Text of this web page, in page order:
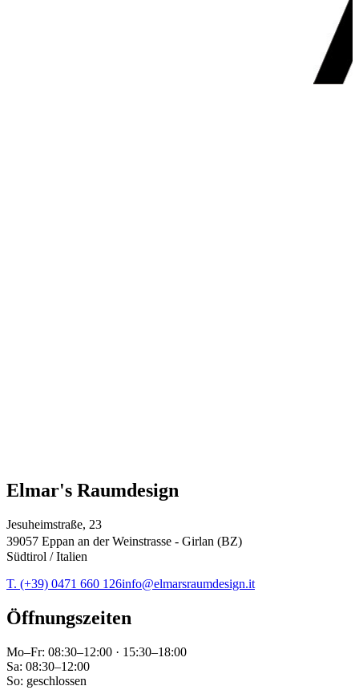
Elmar's Raumdesign
Jesuheimstraße, 23
39057 Eppan an der Weinstrasse - Girlan (BZ)
Südtirol / Italien
T. (+39) 0471 660 126info@elmarsraumdesign.it
Öffnungszeiten
Mo–Fr: 08:30–12:00 · 15:30–18:00
Sa: 08:30–12:00
So: geschlossen